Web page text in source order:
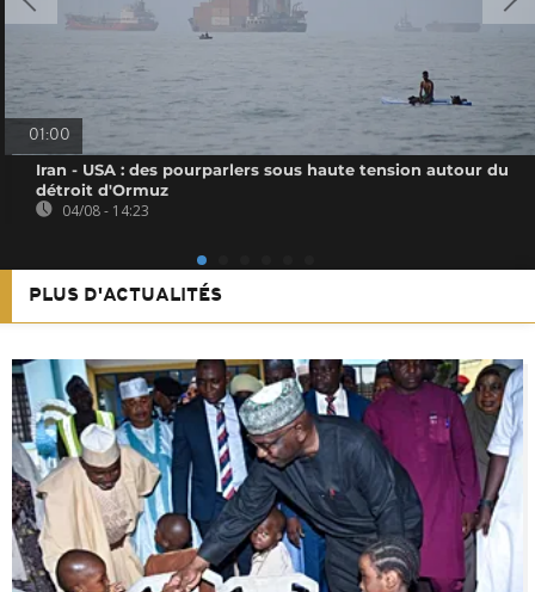
01:00
Iran - USA : des pourparlers sous haute tension autour du
détroit d'Ormuz
04/08 - 14:23
PLUS D'ACTUALITÉS